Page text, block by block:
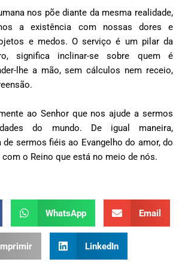
nos põe diante da mesma realidade,
a existência com nossas dores e
e medos. O serviço é um pilar da
significa inclinar-se sobre quem é
lhe a mão, sem cálculos nem receio,
ao Senhor que nos ajude a sermos
do mundo. De igual maneira,
sermos fiéis ao Evangelho do amor, do
o Reino que está no meio de nós.
WhatsApp Email
LinkedIn